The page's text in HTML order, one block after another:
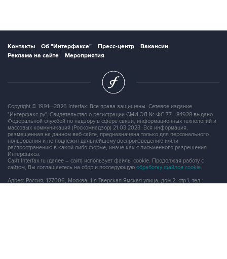
Контакты Об "Интерфаксе" Пресс-центр
Вакансии
Реклама на сайте
Мероприятия
Copyright © 1991—2026 Interfax. Все права защищены. Сетевое издание
"Интерфакс.ру". Свидетельство о регистрации СМИ ЭЛ № ФС 77 - 84928 выдано
Федеральной службой по надзору в сфере связи, информационных технологий и
массовых коммуникаций (Роскомнадзор) 21.03.2023. Вся информация,
размещенная на данном веб-сайте, предназначена только для персонального
пользования и не подлежит дальнейшему воспроизведению и/или
распространению в какой-либо форме, иначе как с письменного разрешения
Интерфакса.
Сайт Interfax.ru (далее – сайт) использует файлы cookie. Продолжая работу с
сайтом, Вы соглашаетесь на сбор и последующую обработку файлов cookie.
Адрес: Россия, 127006, Москва, 1-я Тверская-Ямская улица, дом 2, стр.1, тел.: